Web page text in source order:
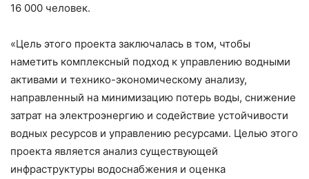
16 000 человек.
«Цель этого проекта заключалась в том, чтобы
наметить комплексный подход к управлению водными
активами и технико-экономическому анализу,
направленный на минимизацию потерь воды, снижение
затрат на электроэнергию и содействие устойчивости
водных ресурсов и управлению ресурсами. Целью этого
проекта является анализ существующей
инфраструктуры водоснабжения и оценка